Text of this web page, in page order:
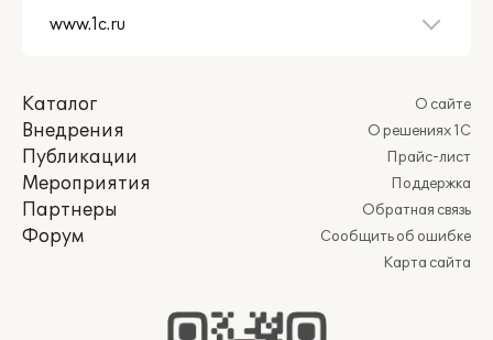
Каталог
Внедрения
Публикации
Мероприятия
Партнеры
Форум
О сайте
О решениях 1С
Прайс-лист
Поддержка
Обратная связь
Сообщить об ошибке
Карта сайта